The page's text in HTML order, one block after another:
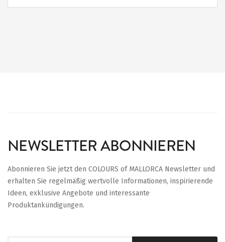
NEWSLETTER ABONNIEREN
Abonnieren Sie jetzt den COLOURS of MALLORCA Newsletter und
erhalten Sie regelmäßig wertvolle Informationen, inspirierende
Ideen, exklusive Angebote und interessante
Produktankündigungen.